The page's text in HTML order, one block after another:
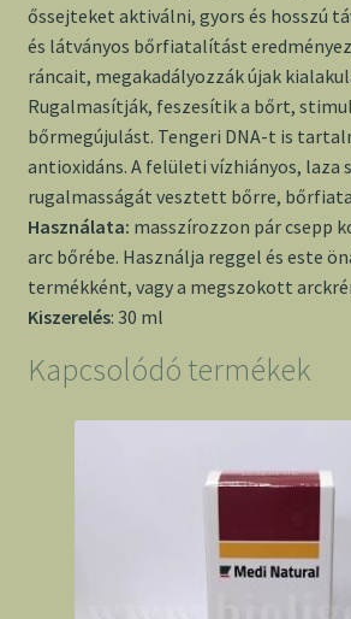
őssejteket aktiválni, gyors és hosszú
és látványos bőrfiatalítást
ráncait, megakadályozzák újak
Rugalmasítják, feszesítik a bőrt,
bőrmegújulást. Tengeri DNA-t is
antioxidáns. A felületi vízhiányos, laza
rugalmasságát vesztett bőrre,
Használata: masszírozzon pár csepp
arc bőrébe. Használja reggel és este
termékként, vagy a megszokott
Kiszerelés: 30 ml
Kapcsolódó termékek